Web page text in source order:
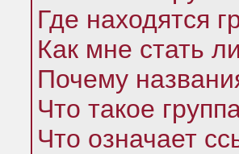
Где находятся
Как мне стать
Почему
Что такое
Что означает